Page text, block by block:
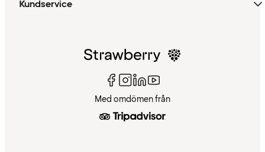
Kundservice
Med omdömen från